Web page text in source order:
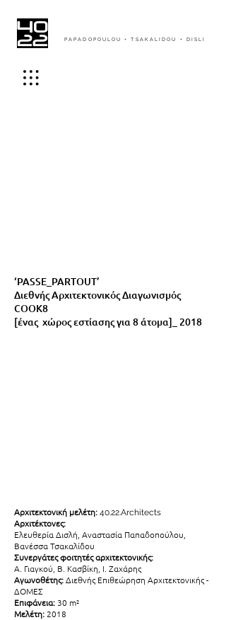
PAPADOPOULOU + TSAKALIDOU + DISLI
‘PASSE_PARTOUT’
Διεθνής Αρχιτεκτονικός Διαγωνισμός
COOK8
[ένας χώρος εστίασης για 8 άτομα]_ 2018
Αρχιτεκτονική μελέτη: 40.22.Architects
Αρχιτέκτονες:
Ελευθερία Δισλή, Αναστασία Παπαδοπούλου,
Βανέσσα Τσακαλίδου
Συνεργάτες φοιτητές αρχιτεκτονικής:
Α. Γιαγκού, Β. Κασβίκη, Ι. Ζαχάρης
Αγωνοθέτης:Διεθνής Επιθεώρηση Αρχιτεκτονικής -
ΔΟΜΕΣ
Επιφάνεια: 30 m²
Μελέτη: 2018